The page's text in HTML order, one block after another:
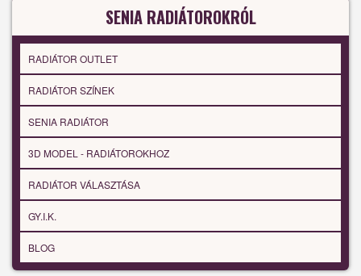
SENIA RADIÁTOROKRÓL
RADIÁTOR OUTLET
RADIÁTOR SZÍNEK
SENIA RADIÁTOR
3D MODEL - RADIÁTOROKHOZ
RADIÁTOR VÁLASZTÁSA
GY.I.K.
BLOG